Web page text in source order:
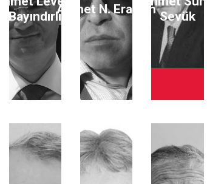
Bayındırlı
Ahmet N. Eraslan
Sevük